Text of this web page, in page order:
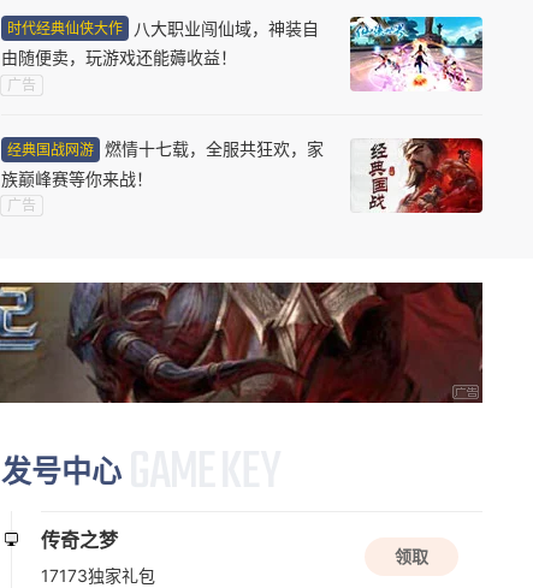
半写实 2.5D
怪物猎人：旅人
动作角色扮演 开放世界
资料片更新
桃花源记2
Q版 休闲
时代经典仙侠大作
八大职业闯仙域，神装自
由随便卖，玩游戏还能薅收益！
广告
经典国战网游
燃情十七载，全服共狂欢，家
族巅峰赛等你来战！
广告
发号中心
传奇之梦
17173独家礼包
领取